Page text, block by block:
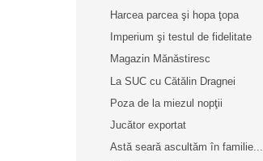
Harcea parcea şi hopa ţopa
Imperium şi testul de fidelitate
Magazin Mănăstiresc
La SUC cu Cătălin Dragnei
Poza de la miezul nopţii
Jucător exportat
Astă seară ascultăm în familie...